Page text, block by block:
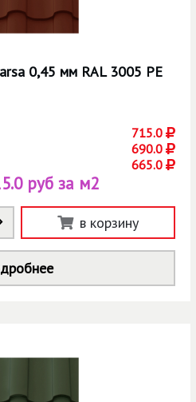
0,45 мм RAL 3005 РЕ
715.0
690.0
665.0
руб за м2
в корзину